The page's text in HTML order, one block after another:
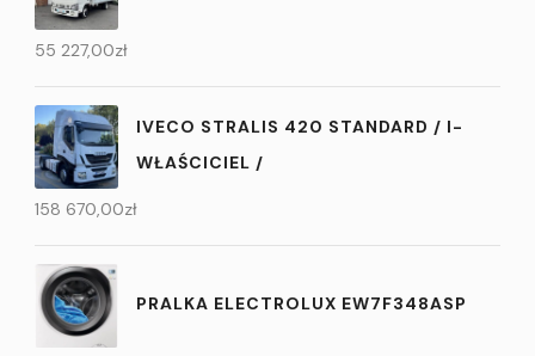
55 227,00zł
IVECO STRALIS 420 STANDARD / I-
WŁAŚCICIEL /
158 670,00zł
PRALKA ELECTROLUX EW7F348ASP